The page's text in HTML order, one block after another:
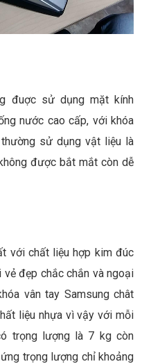
đuợc sử dụng mặt kính
nước cao cấp, với khóa
sử dụng vật liệu là
được bắt mắt còn dễ
với chất liệu hợp kim đúc
đẹp chắc chắn và ngoại
vân tay Samsung chât
liệu nhựa vì vậy với mỗi
trọng lượng là 7 kg còn
trọng lượng chỉ khoảng